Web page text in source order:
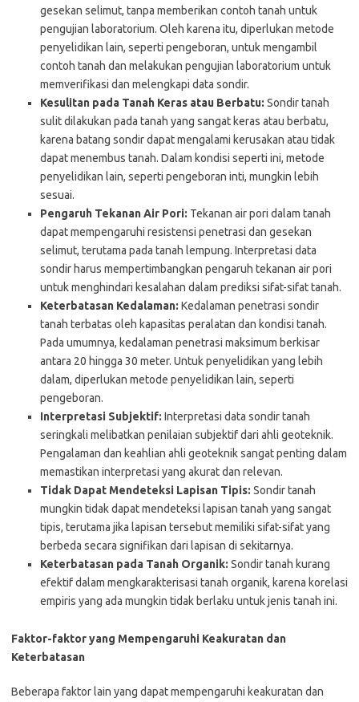
gesekan selimut, tanpa memberikan contoh tanah untuk
pengujian laboratorium. Oleh karena itu, diperlukan metode
penyelidikan lain, seperti pengeboran, untuk mengambil
contoh tanah dan melakukan pengujian laboratorium untuk
memverifikasi dan melengkapi data sondir.
Kesulitan pada Tanah Keras atau Berbatu: Sondir tanah
sulit dilakukan pada tanah yang sangat keras atau berbatu,
karena batang sondir dapat mengalami kerusakan atau tidak
dapat menembus tanah. Dalam kondisi seperti ini, metode
penyelidikan lain, seperti pengeboran inti, mungkin lebih
sesuai.
Pengaruh Tekanan Air Pori: Tekanan air pori dalam tanah
dapat mempengaruhi resistensi penetrasi dan gesekan
selimut, terutama pada tanah lempung. Interpretasi data
sondir harus mempertimbangkan pengaruh tekanan air pori
untuk menghindari kesalahan dalam prediksi sifat-sifat tanah.
Keterbatasan Kedalaman: Kedalaman penetrasi sondir
tanah terbatas oleh kapasitas peralatan dan kondisi tanah.
Pada umumnya, kedalaman penetrasi maksimum berkisar
antara 20 hingga 30 meter. Untuk penyelidikan yang lebih
dalam, diperlukan metode penyelidikan lain, seperti
pengeboran.
Interpretasi Subjektif: Interpretasi data sondir tanah
seringkali melibatkan penilaian subjektif dari ahli geoteknik.
Pengalaman dan keahlian ahli geoteknik sangat penting dalam
memastikan interpretasi yang akurat dan relevan.
Tidak Dapat Mendeteksi Lapisan Tipis: Sondir tanah
mungkin tidak dapat mendeteksi lapisan tanah yang sangat
tipis, terutama jika lapisan tersebut memiliki sifat-sifat yang
berbeda secara signifikan dari lapisan di sekitarnya.
Keterbatasan pada Tanah Organik: Sondir tanah kurang
efektif dalam mengkarakterisasi tanah organik, karena korelasi
empiris yang ada mungkin tidak berlaku untuk jenis tanah ini.
Faktor-faktor yang Mempengaruhi Keakuratan dan
Keterbatasan
Beberapa faktor lain yang dapat mempengaruhi keakuratan dan